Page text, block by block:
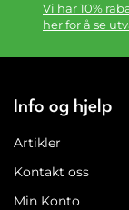
Vi har 10%
her for å se
Info og hjelp
Artikler
Kontakt oss
Min Konto